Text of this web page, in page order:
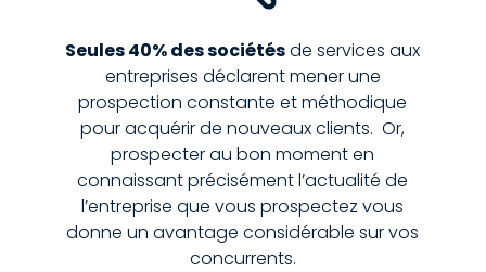
Seules 40% des sociétésde services aux
entreprises déclarent mener une
prospection constante et méthodique
pour acquérir de nouveaux clients. Or,
prospecter au bon moment en
connaissant précisément l’actualité de
l’entreprise que vous prospectez vous
donne un avantage considérable sur vos
concurrents.